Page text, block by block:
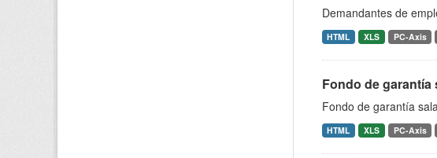
Demandantes de
HTML XLS PC-Axis
Fondo de garantía
Fondo de garantía
HTML XLS PC-Axis